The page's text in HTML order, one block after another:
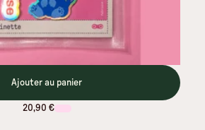
Ajouter au panier
20,90 €